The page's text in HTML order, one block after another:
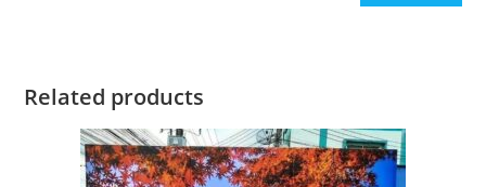
Related products